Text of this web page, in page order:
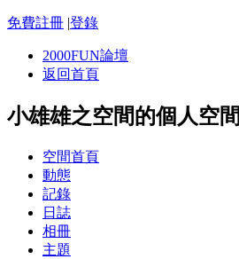
免費註冊 |登錄
2000FUN論壇
返回首頁
小雄雄之空間的個人空間
空間首頁
動態
記錄
日誌
相冊
主題